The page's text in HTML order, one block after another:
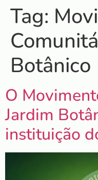
Tag:
Botânico
O
Jardim
instituição